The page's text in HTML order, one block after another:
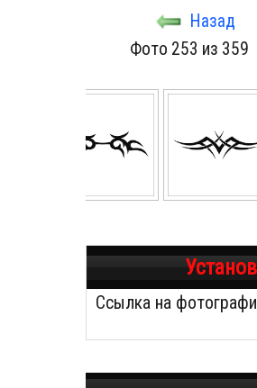
Назад
Фото 253 из 359
Ссылка на